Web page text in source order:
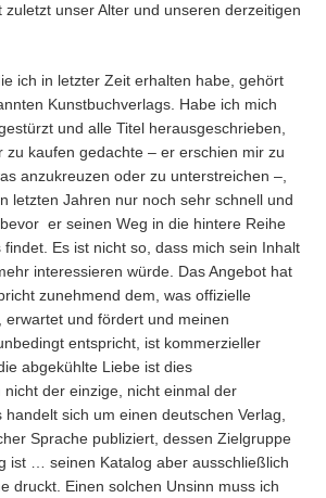
zuletzt unser Alter und unseren derzeitigen
ich in letzter Zeit erhalten habe, gehört
Kunstbuchverlags. Habe ich mich
und alle Titel herausgeschrieben,
zu kaufen gedachte – er erschien mir zu
anzukreuzen oder zu unterstreichen –,
letzten Jahren nur noch sehr schnell und
er seinen Weg in die hintere Reihe
Es ist nicht so, dass mich sein Inhalt
interessieren würde. Das Angebot hat
zunehmend dem, was offizielle
erwartet und fördert und meinen
entspricht, ist kommerzieller
abgekühlte Liebe ist dies
der einzige, nicht einmal der
handelt sich um einen deutschen Verlag,
Sprache publiziert, dessen Zielgruppe
ist … seinen Katalog aber ausschließlich
druckt. Einen solchen Unsinn muss ich